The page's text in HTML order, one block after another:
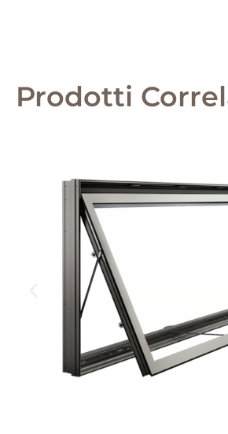
Prodotti